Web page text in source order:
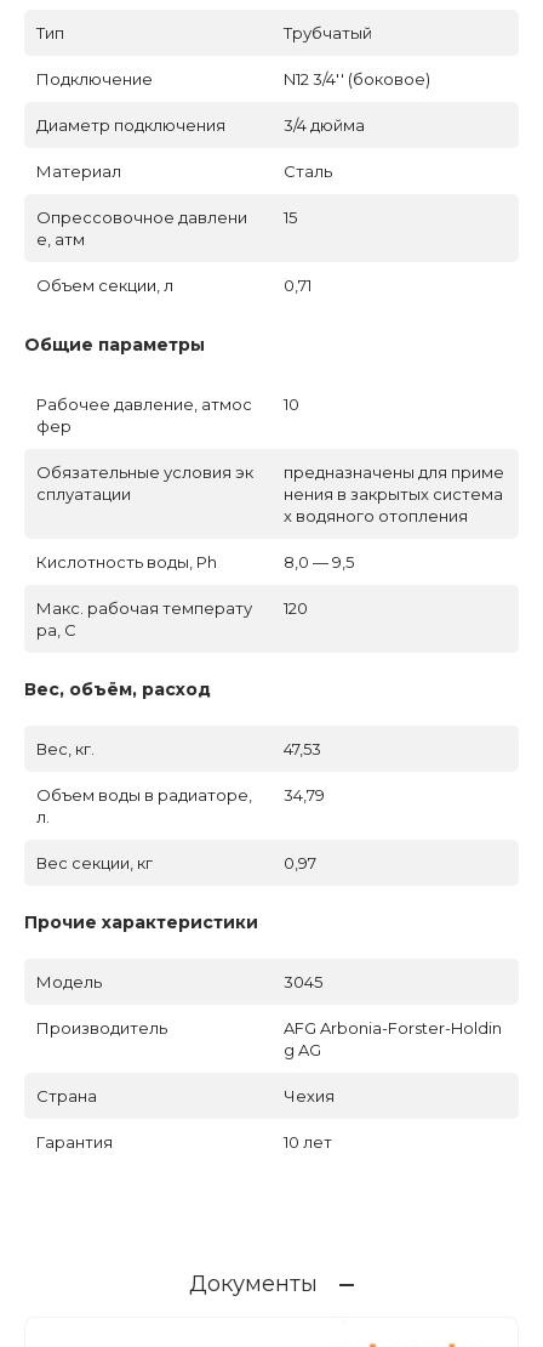
Тип Трубчатый
Подключение N12 3/4'' (боковое)
Диаметр подключения 3/4 дюйма
Материал Сталь
Опрессовочное давлени
е, атм
15
Объем секции, л 0,71
Общие параметры
Рабочее давление, атмос
фер
10
Обязательные условия эк
сплуатации
предназначены для приме
нения в закрытых система
х водяного отопления
Кислотность воды, Ph 8,0 — 9,5
Макс. рабочая температу
ра, C
120
Вес, объём, расход
Вес, кг. 47,53
Объем воды в радиаторе,
л.
34,79
Вес секции, кг 0,97
Прочие характеристики
Модель 3045
Производитель
AFG Arbonia-Forster-Holdin
g AG
Страна Чехия
Гарантия 10 лет
Документы